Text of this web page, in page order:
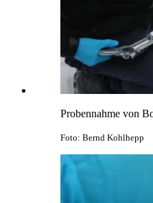
Probennahme von
Foto: Bernd Kohlhepp